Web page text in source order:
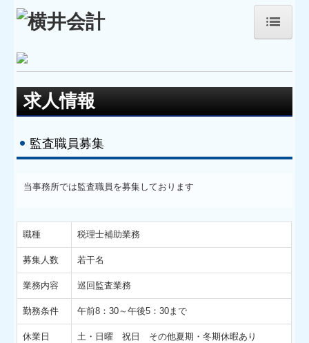
事務所紹介
職員紹介
業務内容
円満な相続・事業承継を支援
セミナー案内
料金について
求人情報
監査職員募集
当事務所では監査職員を募集しております
職種 税理士補助業務
募集人数 若干名
業務内容 巡回監査業務
勤務条件 午前8：30～午後5：30まで
休業日 土・日曜 祝日 その他夏期・冬期休暇あり